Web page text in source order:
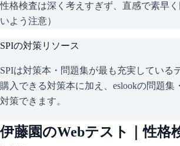
性格検査は深く考えすぎず、直感で素早
いよう注意）
SPIの対策リソース
SPIは対策本・問題集が最も充実している
購入できる対策本に加え、eslookの問題集
対策できます。
伊藤園のWebテスト｜性格